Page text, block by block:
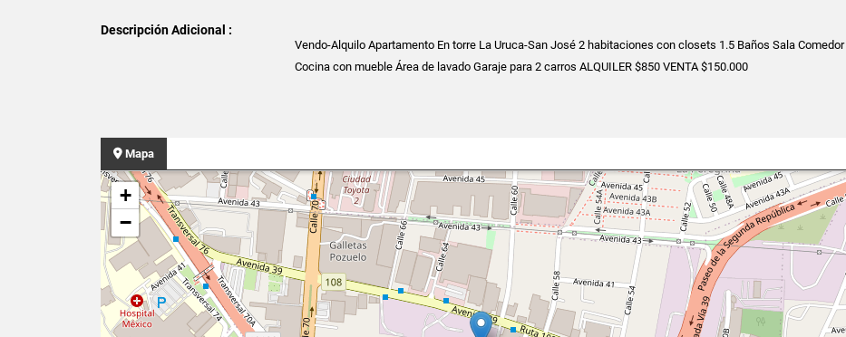
Descripción Adicional :
Vendo-Alquilo Apartamento En torre La Uruca-San José 2 habitaciones con closets 1.5 Baños Sala Comedor
Cocina con mueble Área de lavado Garaje para 2 carros ALQUILER $850 VENTA $150.000
Mapa
+
−